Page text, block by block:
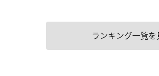
ランキング一覧を